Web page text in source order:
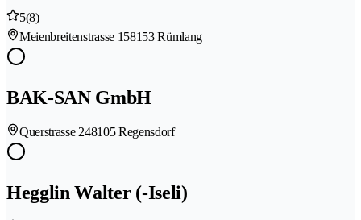
5(8)
Meienbreitenstrasse 158153 Rümlang
BAK-SAN GmbH
Querstrasse 248105 Regensdorf
Hegglin Walter (-Iseli)